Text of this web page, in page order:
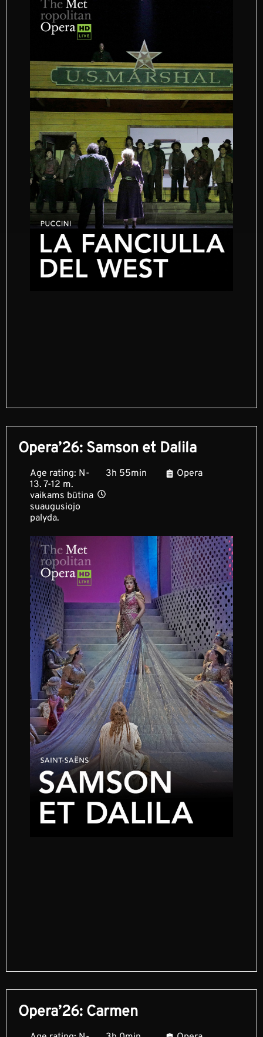
Opera’26: Samson et Dalila
Age rating: N-
13. 7-12 m.
vaikams būtina
suaugusiojo
palyda.
3h 55min Opera
Opera’26: Carmen